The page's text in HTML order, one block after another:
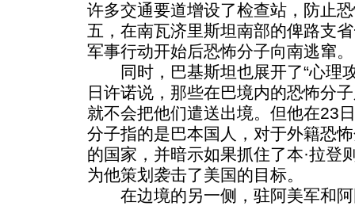
许多交通要道增设了检查站，防止
五，在南瓦济里斯坦南部的俾路支
军事行动开始后恐怖分子向南逃窜。
同时，巴基斯坦也展开了“心理
日许诺说，那些在巴境内的恐怖分
就不会把他们遣送出境。但他在23
分子指的是巴本国人，对于外籍恐
的国家，并暗示如果抓住了本·拉登
为他策划袭击了美国的目标。
在边境的另一侧，驻阿美军和阿